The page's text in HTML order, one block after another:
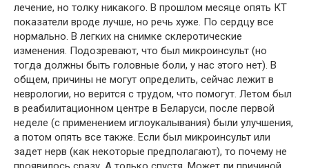
лечение, но толку никакого. В прошлом месяце опять КТ
показатели вроде лучше, но речь хуже. По сердцу все
нормально. В легких на снимке склеротические
изменения. Подозревают, что был микроинсульт (но
тогда должны быть головные боли, у нас этого нет). В
общем, причины не могут определить, сейчас лежит в
неврологии, но верится с трудом, что помогут. Летом был
в реабилитационном центре в Беларуси, после первой
неделе (с применением иглоукалывания) были улучшения,
а потом опять все также. Если был микроинсульт или
задет нерв (как некоторые предполагают), то почему не